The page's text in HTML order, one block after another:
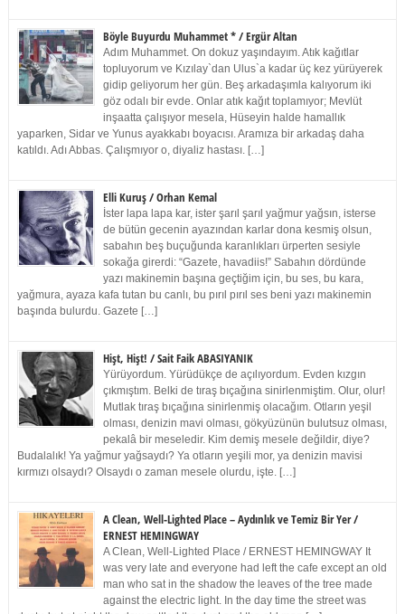
Böyle Buyurdu Muhammet * / Ergür Altan
Adım Muhammet. On dokuz yaşındayım. Atık kağıtlar
topluyorum ve Kızılay`dan Ulus`a kadar üç kez yürüyerek
gidip geliyorum her gün. Beş arkadaşımla kalıyorum iki
göz odalı bir evde. Onlar atık kağıt toplamıyor; Mevlüt
inşaatta çalışıyor mesela, Hüseyin halde hamallık
yaparken, Sidar ve Yunus ayakkabı boyacısı. Aramıza bir arkadaş daha
katıldı. Adı Abbas. Çalışmıyor o, diyaliz hastası. […]
Elli Kuruş / Orhan Kemal
İster lapa lapa kar, ister şarıl şarıl yağmur yağsın, isterse
de bütün gecenin ayazından karlar dona kesmiş olsun,
sabahın beş buçuğunda karanlıkları ürperten sesiyle
sokağa girerdi: “Gazete, havadiis!” Sabahın dördünde
yazı makinemin başına geçtiğim için, bu ses, bu kara,
yağmura, ayaza kafa tutan bu canlı, bu pırıl pırıl ses beni yazı makinemin
başında bulurdu. Gazete […]
Hişt, Hişt! / Sait Faik ABASIYANIK
Yürüyordum. Yürüdükçe de açılıyordum. Evden kızgın
çıkmıştım. Belki de tıraş bıçağına sinirlenmiştim. Olur, olur!
Mutlak tıraş bıçağına sinirlenmiş olacağım. Otların yeşil
olması, denizin mavi olması, gökyüzünün bulutsuz olması,
pekalâ bir meseledir. Kim demiş mesele değildir, diye?
Budalalık! Ya yağmur yağsaydı? Ya otların yeşili mor, ya denizin mavisi
kırmızı olsaydı? Olsaydı o zaman mesele olurdu, işte. […]
A Clean, Well-Lighted Place – Aydınlık ve Temiz Bir Yer /
ERNEST HEMINGWAY
A Clean, Well-Lighted Place / ERNEST HEMINGWAY It
was very late and everyone had left the cafe except an old
man who sat in the shadow the leaves of the tree made
against the electric light. In the day time the street was